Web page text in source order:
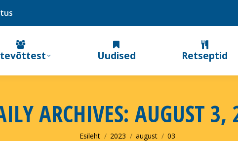
Uudised Retseptid
ARCHIVES: AUGUST 3,
You are here:
Esileht 2023 august 03